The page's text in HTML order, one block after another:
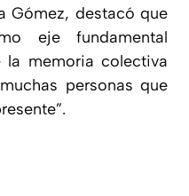
Gómez, destacó que
eje fundamental
la memoria colectiva
personas que